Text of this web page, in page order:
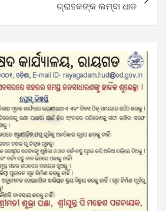
ଗ୍ରାହକଙ୍କ ଲମ୍ବା ଧାଡ